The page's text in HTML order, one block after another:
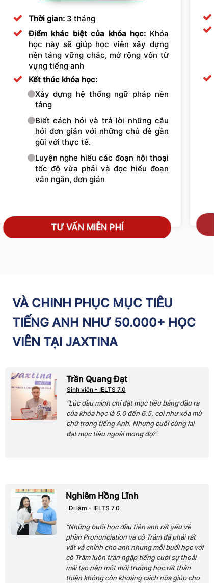
TƯ VẤN MIỄN PHÍ
Thời gian:3 tháng
Điểm khác biệt của khóa học: Khóa
học này sẽ giúp học viên xây dựng
nền tảng vững chắc, mở rộng vốn từ
vựng tiếng anh
Kết thúc khóa học:
Xây dựng hệ thống ngữ pháp nền
tảng
Biết cách hỏi và trả lời những câu
hỏi đơn giản với những chủ đề gần
gũi với thực tế.
Luyện nghe hiểu các đoạn hội thoại
tốc độ vừa phải và đọc hiểu đoạn
văn ngắn, đơn giản
VÀ CHINH PHỤC MỤC TIÊU
TIẾNG ANH NHƯ 50.000+ HỌC
VIÊN TẠI JAXTINA
Trần Quang Đạt
“Lúc đầu mình chỉ đặt mục tiêu bằng đầu ra
của khóa học là 6.0 đến 6.5, coi như xóa mù
chữ trong tiếng Anh. Nhưng cuối cùng lại
đạt mục tiêu ngoài mong đợi”
Nghiêm Hồng Lĩnh
“Những buổi học đầu tiên anh rất yếu về
phần Pronunciation và cô Trâm đã phải rất
vất vả chỉnh cho anh nhưng mỗi buổi học với
cô Trâm luôn tràn ngập tiếng cười sự thoải
mái tạo nên một môi trường học rất thân
thiện không còn khoảng cách nữa giúp cho
Sinh viên - IELTS 7.0
Đi làm - IELTS 7.0